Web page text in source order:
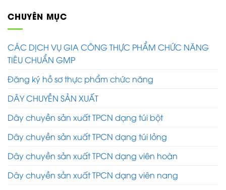
CHUYÊN MỤC
CÁC DỊCH VỤ GIA CÔNG THỰC PHẨM CHỨC NĂNG
TIÊU CHUẨN GMP
Đăng ký hồ sơ thực phẩm chức năng
DÂY CHUYỀN SẢN XUẤT
Dây chuyền sản xuất TPCN dạng túi bột
Dây chuyền sản xuất TPCN dạng túi lỏng
Dây chuyền sản xuất TPCN dạng viên hoàn
Dây chuyền sản xuất TPCN dạng viên nang